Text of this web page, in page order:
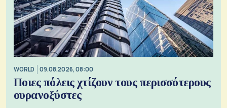
WORLD 09.08.2026, 08:00
Ποιες πόλεις χτίζουν τους περισσότερους
ουρανοξύστες